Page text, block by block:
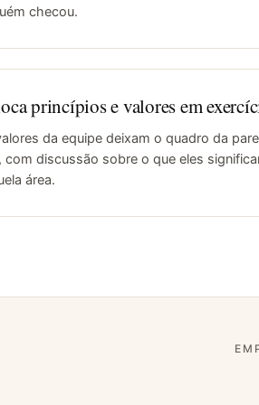
checou.
princípios e valores em
da equipe deixam o quadro da
com discussão sobre o que eles
área.